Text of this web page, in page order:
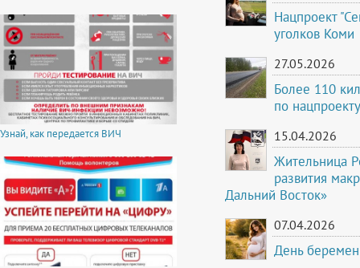
Узнай, как передается ВИЧ
Нацпроект
уголков Коми
27.05.2026
Более 110
по
15.04.2026
Жительница
развития
Дальний Восток»
07.04.2026
День